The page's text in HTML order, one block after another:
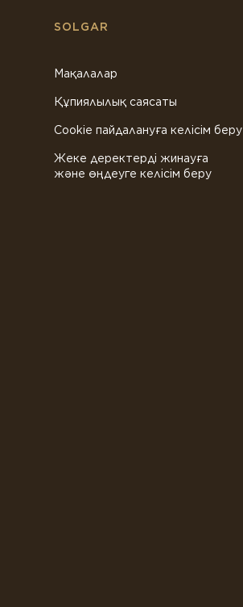
SOLGAR
Мақалалар
Құпиялылық саясаты
Cookie пайдалануға келісім беру
Жеке деректерді жинауға
және өңдеуге келісім беру